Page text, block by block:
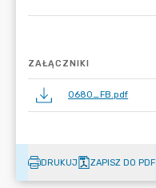
ZAŁĄCZNIKI
0680_FB.pdf
DRUKUJ ZAPISZ DO PDF